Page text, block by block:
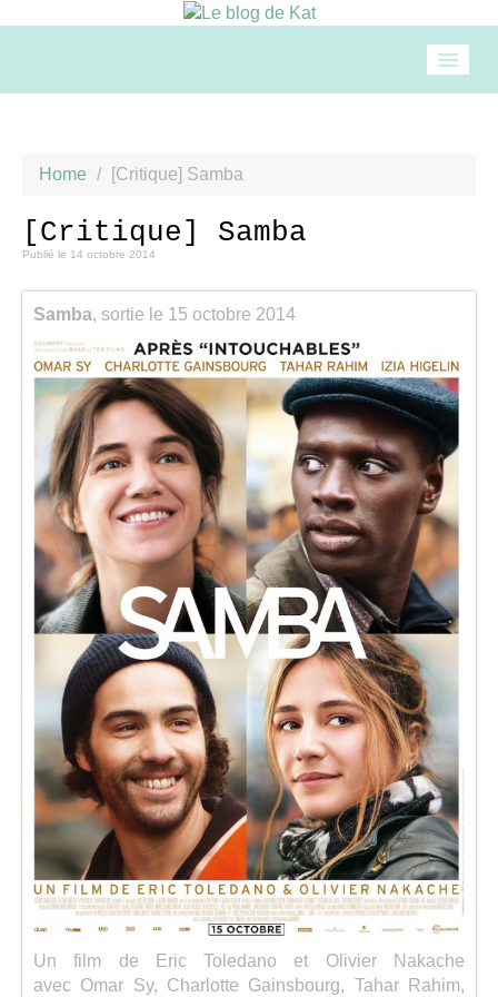
Beauté
Food & drinks
Cuisine
Séries
Map
Home / [Critique] Samba
[Critique] Samba
Publié le 14 octobre 2014
Samba, sortie le 15 octobre 2014
Un film de Eric Toledano et Olivier Nakache
avec Omar Sy, Charlotte Gainsbourg, Tahar Rahim,